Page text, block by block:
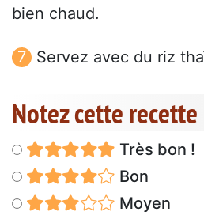
bien chaud.
Servez avec du riz
Notez cette recette
Très bon !
Bon
Moyen